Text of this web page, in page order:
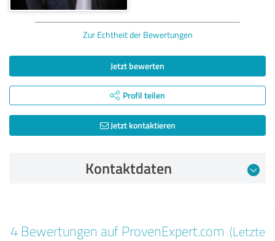
Zur Echtheit der Bewertungen
Jetzt bewerten
Profil teilen
Jetzt kontaktieren
Kontaktdaten
4 Bewertungen auf ProvenExpert.com (Letzte